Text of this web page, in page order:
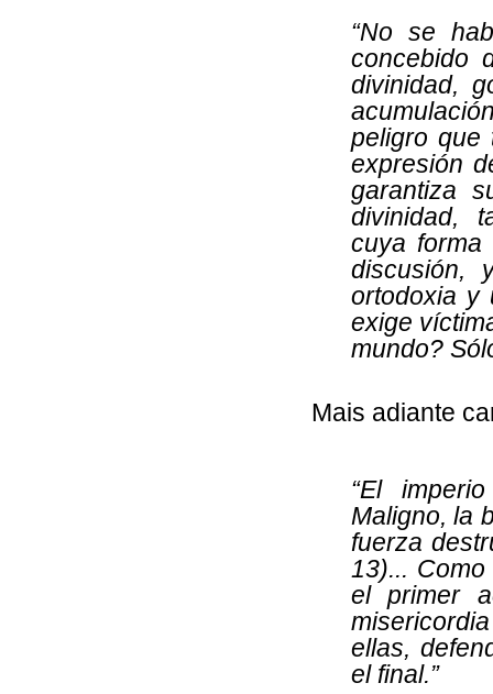
“No se
concebido
divinidad,
peligro que
expresión
garantiza
divinidad,
cuya
discusión,
ortodoxia y
exige
mundo?
Mais adiante
“El
Maligno, la
fuerza
13)...
el primer
ellas,
el final.”